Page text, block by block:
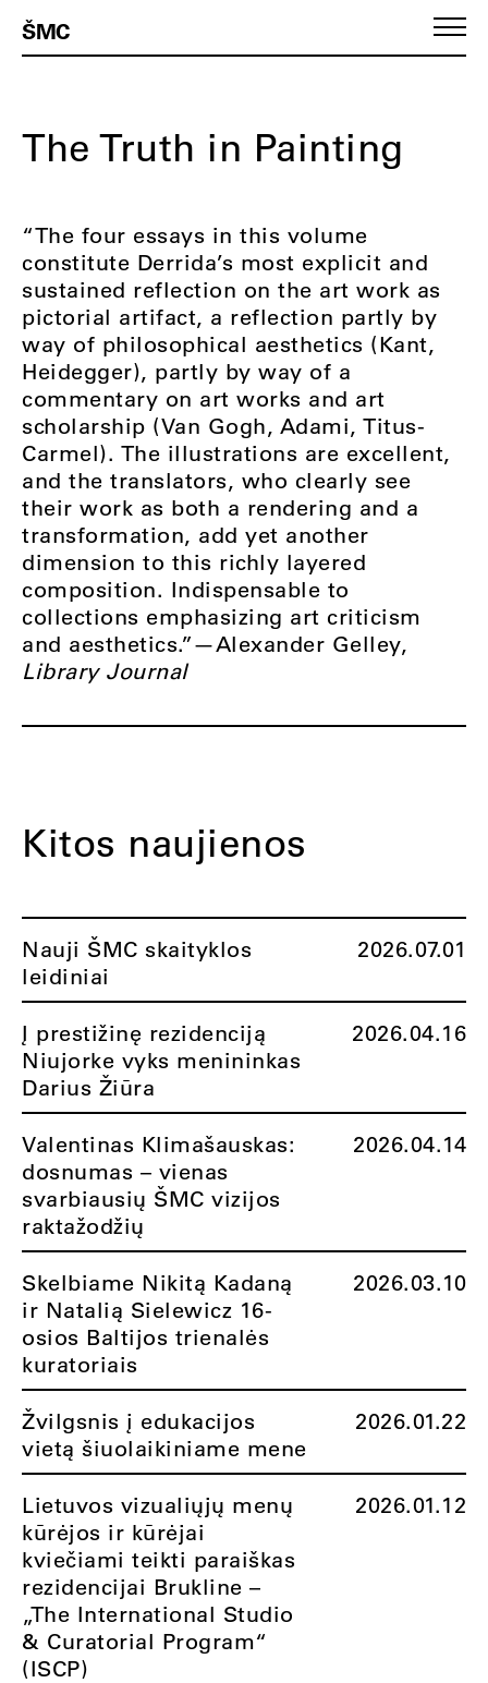
ŠMC
The Truth in Painting
“The four essays in this volume
constitute Derrida’s most explicit and
sustained reflection on the art work as
pictorial artifact, a reflection partly by
way of philosophical aesthetics (Kant,
Heidegger), partly by way of a
commentary on art works and art
scholarship (Van Gogh, Adami, Titus-
Carmel). The illustrations are excellent,
and the translators, who clearly see
their work as both a rendering and a
transformation, add yet another
dimension to this richly layered
composition. Indispensable to
collections emphasizing art criticism
and aesthetics.”—Alexander Gelley,
Library Journal
Kitos naujienos
Nauji ŠMC skaityklos
leidiniai
2026.07.01
Į prestižinę rezidenciją
Niujorke vyks menininkas
Darius Žiūra
2026.04.16
Valentinas Klimašauskas:
dosnumas – vienas
svarbiausių ŠMC vizijos
raktažodžių
2026.04.14
Skelbiame Nikitą Kadaną
ir Natalią Sielewicz 16-
osios Baltijos trienalės
kuratoriais
2026.03.10
Žvilgsnis į edukacijos
vietą šiuolaikiniame mene
2026.01.22
Lietuvos vizualiųjų menų
kūrėjos ir kūrėjai
kviečiami teikti paraiškas
rezidencijai Brukline –
„The International Studio
& Curatorial Program“
(ISCP)
2026.01.12